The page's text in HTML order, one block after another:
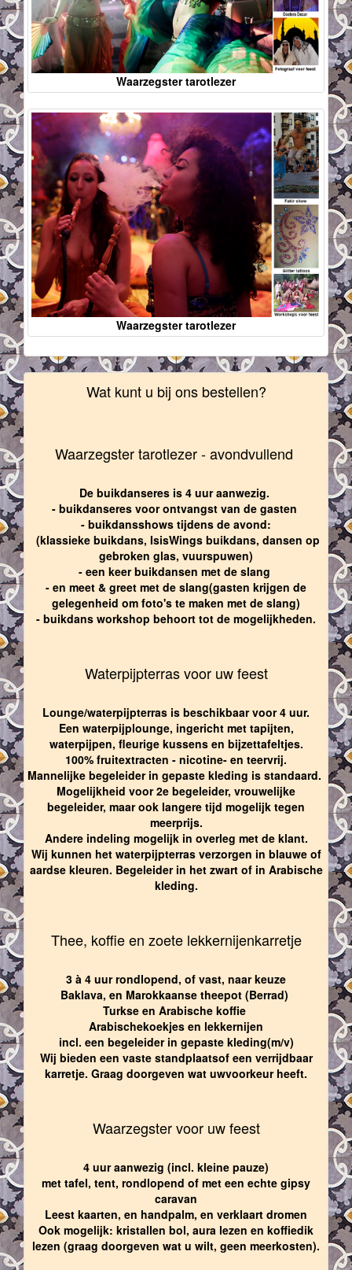
Waarzegster tarotlezer
Waarzegster tarotlezer
Wat kunt u bij ons bestellen?
Waarzegster tarotlezer - avondvullend
De buikdanseres is 4 uur aanwezig.
- buikdanseres voor ontvangst van de gasten
- buikdansshows tijdens de avond:
(klassieke buikdans, IsisWings buikdans, dansen op
gebroken glas, vuurspuwen)
- een keer buikdansen met de slang
- en meet & greet met de slang(gasten krijgen de
gelegenheid om foto's te maken met de slang)
- buikdans workshop behoort tot de mogelijkheden.
Waterpijpterras voor uw feest
Lounge/waterpijpterras is beschikbaar voor 4 uur.
Een waterpijplounge, ingericht met tapijten,
waterpijpen, fleurige kussens en bijzettafeltjes.
100% fruitextracten - nicotine- en teervrij.
Mannelijke begeleider in gepaste kleding is standaard.
Mogelijkheid voor 2e begeleider, vrouwelijke
begeleider, maar ook langere tijd mogelijk tegen
meerprijs.
Andere indeling mogelijk in overleg met de klant.
Wij kunnen het waterpijpterras verzorgen in blauwe of
aardse kleuren. Begeleider in het zwart of in Arabische
kleding.
Thee, koffie en zoete lekkernijenkarretje
3 à 4 uur rondlopend, of vast, naar keuze
Baklava, en Marokkaanse theepot (Berrad)
Turkse en Arabische koffie
Arabischekoekjes en lekkernijen
incl. een begeleider in gepaste kleding(m/v)
Wij bieden een vaste standplaatsof een verrijdbaar
karretje. Graag doorgeven wat uwvoorkeur heeft.
Waarzegster voor uw feest
4 uur aanwezig (incl. kleine pauze)
met tafel, tent, rondlopend of met een echte gipsy
caravan
Leest kaarten, en handpalm, en verklaart dromen
Ook mogelijk: kristallen bol, aura lezen en koffiedik
lezen (graag doorgeven wat u wilt, geen meerkosten).